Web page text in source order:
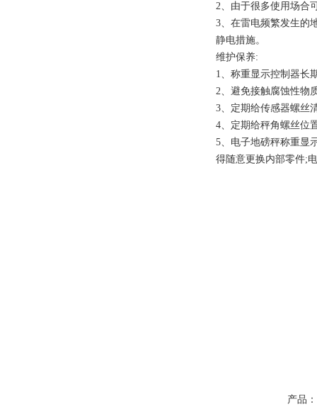
2、由于很多使用场合
3、在雷电频繁发生的
静电措施。
维护保养:
1、称重显示控制器长
2、避免接触腐蚀性物
3、定期给传感器螺丝
4、定期给秤角螺丝位
5、电子地磅秤称重显
得随意更换内部零件;
产品：